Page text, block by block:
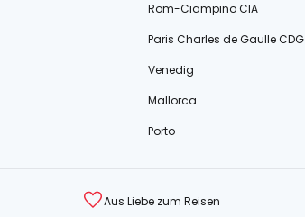
Rom-Ciampino CIA
Paris Charles de Gaulle CDG
Venedig
Mallorca
Porto
Aus Liebe zum Reisen